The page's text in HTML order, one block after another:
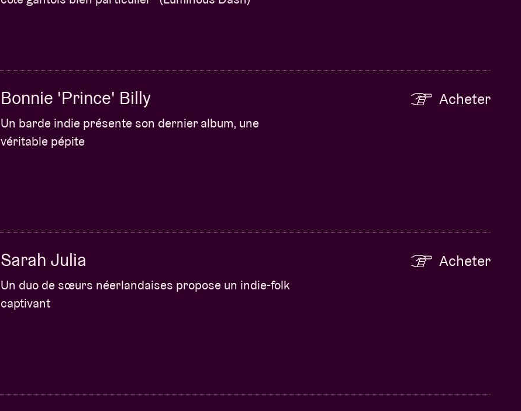
Bonnie 'Prince' Billy
Un barde indie présente son dernier album, une
véritable pépite
Acheter
Sarah Julia
Un duo de sœurs néerlandaises propose un indie-folk
captivant
Acheter